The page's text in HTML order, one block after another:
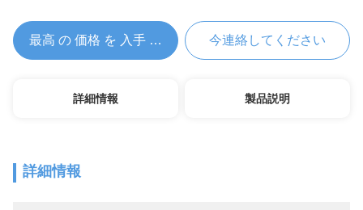
最高 の 価格 を 入手 する 今連絡してください
詳細情報 製品説明
詳細情報